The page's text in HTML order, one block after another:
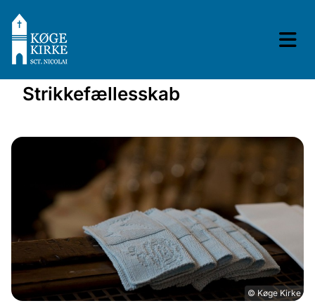
Strikkefællesskab
© Køge Kirke